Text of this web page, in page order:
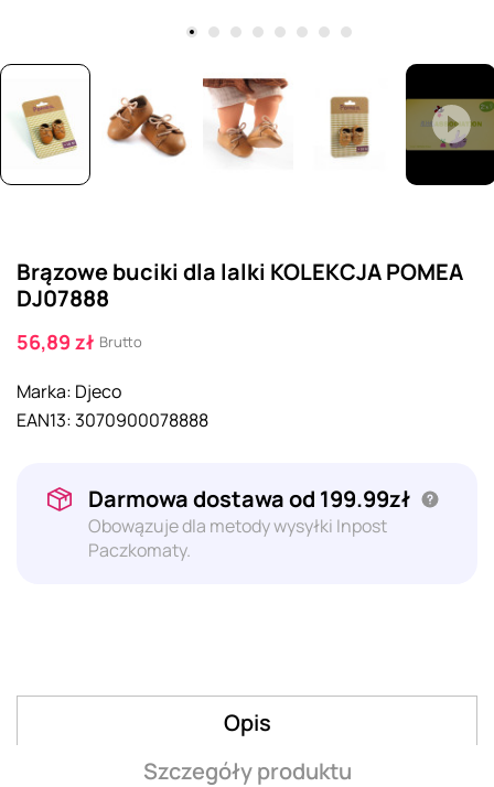
Brązowe buciki dla lalki KOLEKCJA POMEA
DJ07888
56,89 zł Brutto
Marka: Djeco
EAN13:3070900078888
Darmowa dostawa od 199.99zł
Obowązuje dla metody wysyłki Inpost
Paczkomaty.
Opis
Szczegóły produktu